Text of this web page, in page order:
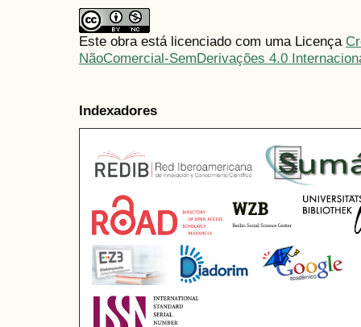
Este obra está licenciado com uma Licença
NãoComercial-SemDerivações 4.0
Indexadores